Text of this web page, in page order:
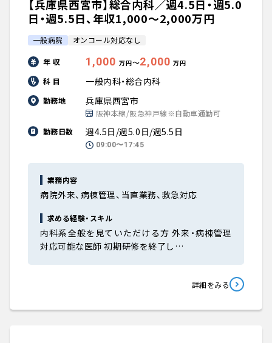
【兵庫県西宮市】総合内科／週4.5日・週5.0
日・週5.5日、年収1,000〜2,000万円
一般病院 オンコール対応なし
年 収 1,000 万円〜2,000 万円
科 目 一般内科・総合内科
勤務地 兵庫県西宮市
阪神本線/阪急神戸線※自動車通勤可
勤務日数
週4.5日/週5.0日/週5.5日
09:00〜17:45
業務内容
病院外来、病棟管理、当直業務、救急対応
求める経験・スキル
内科系全般を見ていただける方 外来・病棟管理
対応可能な医師 初期研修を終了し…
詳細をみる